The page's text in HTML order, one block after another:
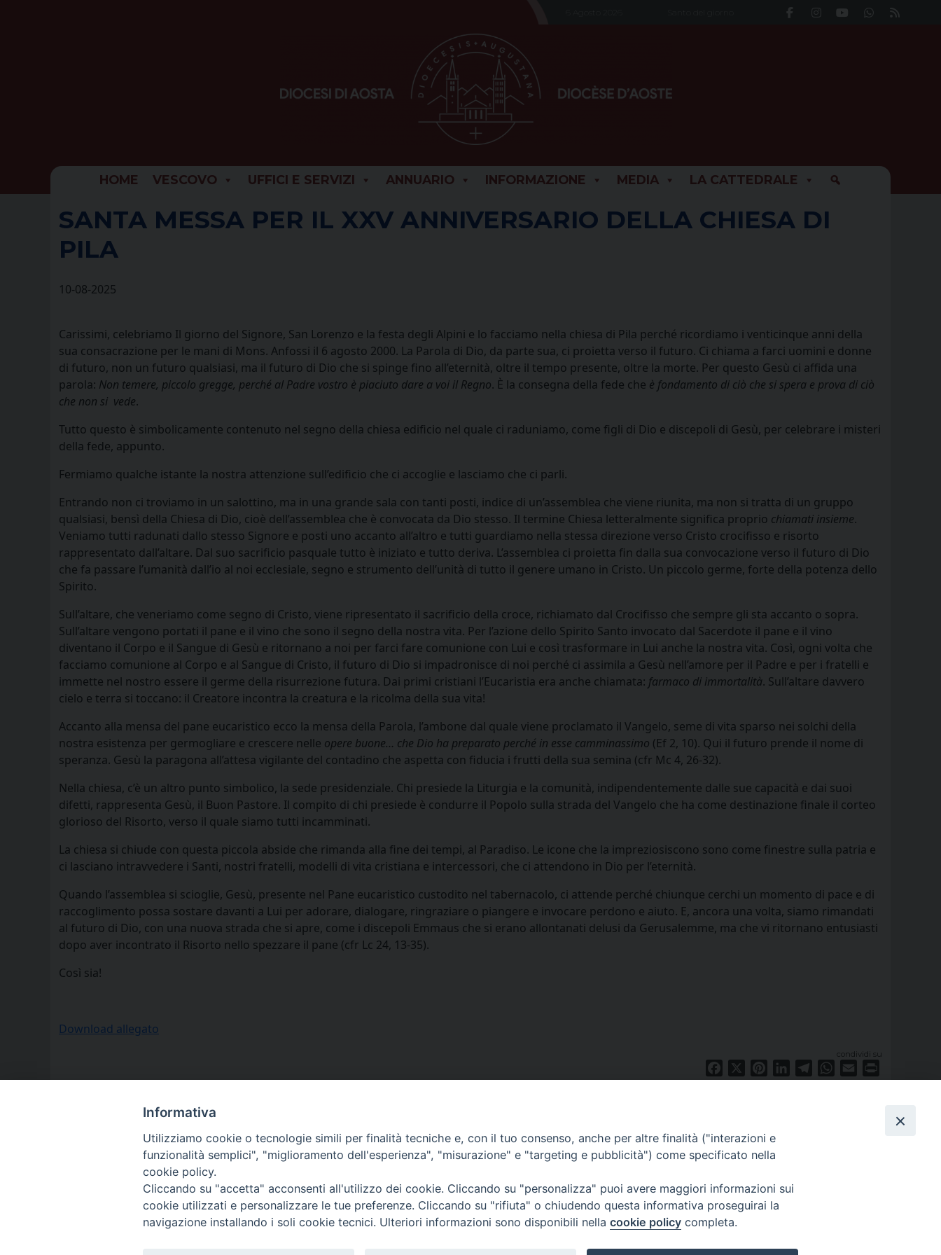
HOME VESCOVO UFFICI E SERVIZI ANNUARIO INFORMAZIONE MEDIA LA CATTEDRALE
SANTA MESSA PER IL XXV ANNIVERSARIO DELLA CHIESA DI
PILA
10-08-2025
Carissimi, celebriamo Il giorno del Signore, San Lorenzo e la festa degli Alpini e lo facciamo nella chiesa di Pila perché ricordiamo i venticinque anni della
sua consacrazione per le mani di Mons. Anfossi il 6 agosto 2000. La Parola di Dio, da parte sua, ci proietta verso il futuro. Ci chiama a farci uomini e donne
di futuro, non un futuro qualsiasi, ma il futuro di Dio che si spinge fino all’eternità, oltre il tempo presente, oltre la morte. Per questo Gesù ci affida una
parola: Non temere, piccolo gregge, perché al Padre vostro è piaciuto dare a voi il Regno. È la consegna della fede che è fondamento di ciò che si spera e prova di ciò
che non si vede.
Tutto questo è simbolicamente contenuto nel segno della chiesa edificio nel quale ci raduniamo, come figli di Dio e discepoli di Gesù, per celebrare i misteri
della fede, appunto.
Fermiamo qualche istante la nostra attenzione sull’edificio che ci accoglie e lasciamo che ci parli.
Entrando non ci troviamo in un salottino, ma in una grande sala con tanti posti, indice di un’assemblea che viene riunita, ma non si tratta di un gruppo
qualsiasi, bensì della Chiesa di Dio, cioè dell’assemblea che è convocata da Dio stesso. Il termine Chiesa letteralmente significa proprio chiamati insieme.
Veniamo tutti radunati dallo stesso Signore e posti uno accanto all’altro e tutti guardiamo nella stessa direzione verso Cristo crocifisso e risorto
rappresentato dall’altare. Dal suo sacrificio pasquale tutto è iniziato e tutto deriva. L’assemblea ci proietta fin dalla sua convocazione verso il futuro di Dio
che fa passare l’umanità dall’io al noi ecclesiale, segno e strumento dell’unità di tutto il genere umano in Cristo. Un piccolo germe, forte della potenza dello
Spirito.
Sull’altare, che veneriamo come segno di Cristo, viene ripresentato il sacrificio della croce, richiamato dal Crocifisso che sempre gli sta accanto o sopra.
Sull’altare vengono portati il pane e il vino che sono il segno della nostra vita. Per l’azione dello Spirito Santo invocato dal Sacerdote il pane e il vino
diventano il Corpo e il Sangue di Gesù e ritornano a noi per farci fare comunione con Lui e così trasformare in Lui anche la nostra vita. Così, ogni volta che
facciamo comunione al Corpo e al Sangue di Cristo, il futuro di Dio si impadronisce di noi perché ci assimila a Gesù nell’amore per il Padre e per i fratelli e
immette nel nostro essere il germe della risurrezione futura. Dai primi cristiani l’Eucaristia era anche chiamata: farmaco di immortalità. Sull’altare davvero
cielo e terra si toccano: il Creatore incontra la creatura e la ricolma della sua vita!
Accanto alla mensa del pane eucaristico ecco la mensa della Parola, l’ambone dal quale viene proclamato il Vangelo, seme di vita sparso nei solchi della
nostra esistenza per germogliare e crescere nelle opere buone… che Dio ha preparato perché in esse camminassimo (Ef 2, 10). Qui il futuro prende il nome di
speranza. Gesù la paragona all’attesa vigilante del contadino che aspetta con fiducia i frutti della sua semina (cfr Mc 4, 26-32).
Nella chiesa, c’è un altro punto simbolico, la sede presidenziale. Chi presiede la Liturgia e la comunità, indipendentemente dalle sue capacità e dai suoi
difetti, rappresenta Gesù, il Buon Pastore. Il compito di chi presiede è condurre il Popolo sulla strada del Vangelo che ha come destinazione finale il corteo
glorioso del Risorto, verso il quale siamo tutti incamminati.
La chiesa si chiude con questa piccola abside che rimanda alla fine dei tempi, al Paradiso. Le icone che la impreziosiscono sono come finestre sulla patria e
ci lasciano intravvedere i Santi, nostri fratelli, modelli di vita cristiana e intercessori, che ci attendono in Dio per l’eternità.
Quando l’assemblea si scioglie, Gesù, presente nel Pane eucaristico custodito nel tabernacolo, ci attende perché chiunque cerchi un momento di pace e di
raccoglimento possa sostare davanti a Lui per adorare, dialogare, ringraziare o piangere e invocare perdono e aiuto. E, ancora una volta, siamo rimandati
al futuro di Dio, con una nuova strada che si apre, come i discepoli Emmaus che si erano allontanati delusi da Gerusalemme, ma che vi ritornano entusiasti
dopo aver incontrato il Risorto nello spezzare il pane (cfr Lc 24, 13-35).
Così sia!
Download allegato
condividi su
Facebook PinterestLinkedInTelegramWhatsApp
Email
Informativa
Utilizziamo cookie o tecnologie simili per finalità tecniche e, con il tuo consenso, anche per altre finalità ("interazioni e
funzionalità semplici", "miglioramento dell'esperienza", "misurazione" e "targeting e pubblicità") come specificato nella
cookie policy.
Cliccando su "accetta" acconsenti all'utilizzo dei cookie. Cliccando su "personalizza" puoi avere maggiori informazioni sui
cookie utilizzati e personalizzare le tue preferenze. Cliccando su "rifiuta" o chiudendo questa informativa proseguirai la
navigazione installando i soli cookie tecnici. Ulteriori informazioni sono disponibili nella cookie policy completa.